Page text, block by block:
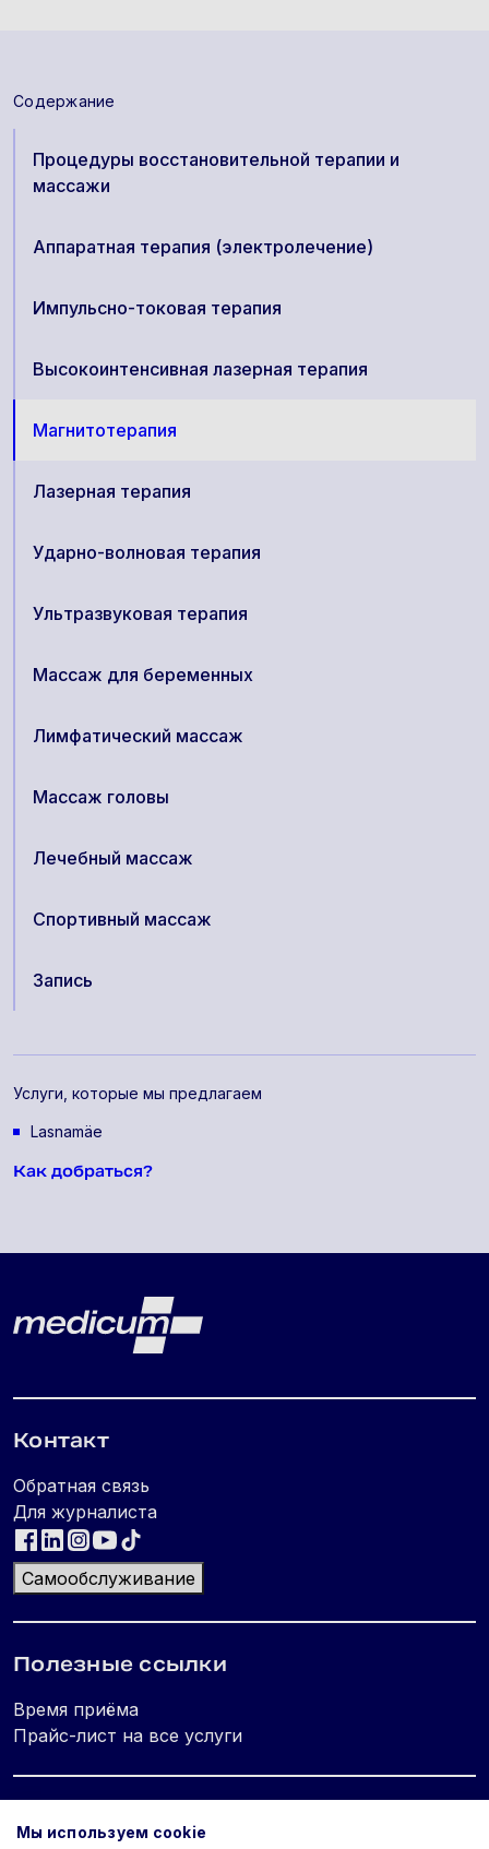
Содержание
Процедуры восстановительной терапии и
массажи
Аппаратная терапия (электролечение)
Импульсно-токовая терапия
Высокоинтенсивная лазерная терапия
Магнитотерапия
Лазерная терапия
Ударно-волновая терапия
Ультразвуковая терапия
Массаж для беременных
Лимфатический массаж
Массаж головы
Лечебный массаж
Спортивный массаж
Запись
Услуги, которые мы предлагаем
Lasnamäe
Как добраться?
Lehe jalus
Контакт
Обратная связь
Для журналиста
Самообслуживание
Полезные ссылки
Время приёма
Прайс-лист на все услуги
Мы используем cookie